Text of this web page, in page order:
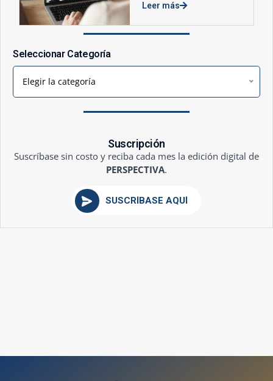
Leer más
Seleccionar Categoría
Elegir la categoría
Suscripción
Suscríbase sin costo y reciba cada mes la edición digital de
PERSPECTIVA.
SUSCRÍBASE AQUÍ